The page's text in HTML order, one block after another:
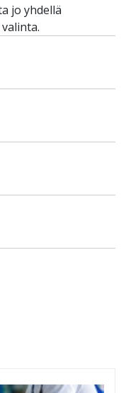
jo yhdellä